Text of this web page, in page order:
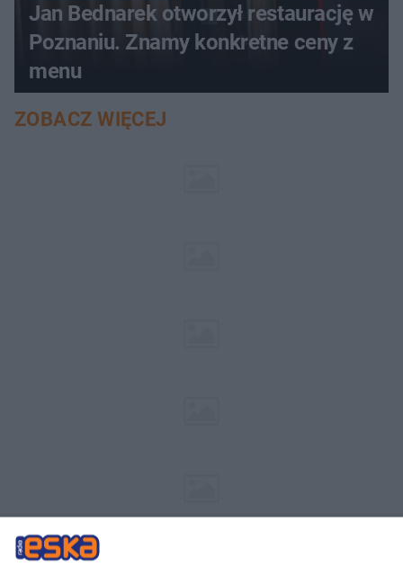
Jan Bednarek otworzył restaurację w
Poznaniu. Znamy konkretne ceny z
menu
ZOBACZ WIĘCEJ